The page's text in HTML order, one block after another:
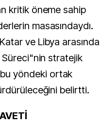
kritik öneme sahip
masasındaydı.
ve Libya arasında
Süreci"nin stratejik
yöndeki ortak
belirtti.